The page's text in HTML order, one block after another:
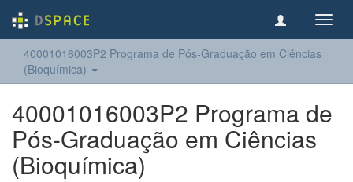
40001016003P2 Programa de Pós-Graduação em Ciências
(Bioquímica)
40001016003P2 Programa de
Pós-Graduação em Ciências
(Bioquímica)